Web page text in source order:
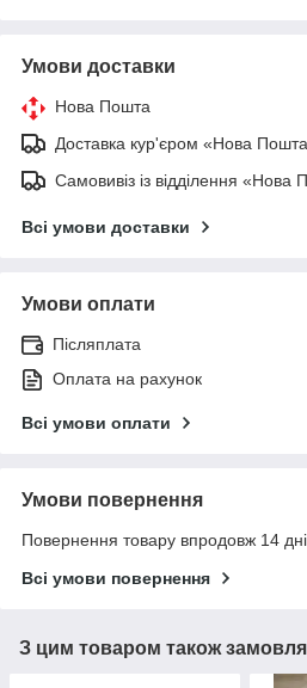
Умови доставки
Нова Пошта
Доставка кур'єром «Нова
Самовивіз із відділення «Нова
Всі умови доставки
Умови оплати
Післяплата
Оплата на рахунок
Всі умови оплати
Умови повернення
Повернення товару впродовж 14
Всі умови повернення
З цим товаром також